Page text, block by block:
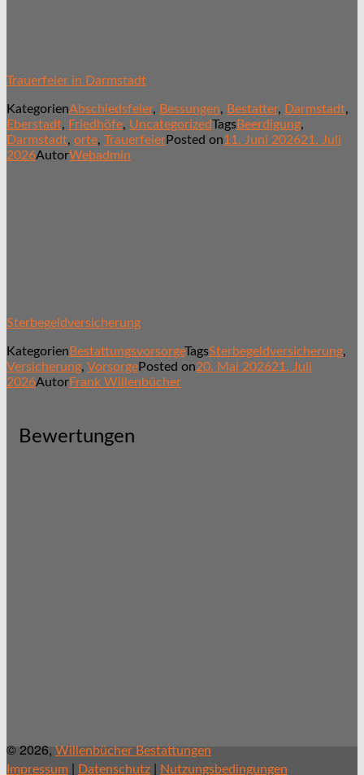
Trauerfeier in Darmstadt
KategorienAbschiedsfeier, Bessungen, Bestatter, Darmstadt,
Eberstadt, Friedhöfe, UncategorizedTagsBeerdigung,
Darmstadt, orte, TrauerfeierPosted on11. Juni 202621. Juli
2026AutorWebadmin
Sterbegeldversicherung
Kategorien BestattungsvorsorgeTagsSterbegeldversicherung,
Versicherung, VorsorgePosted on20. Mai 202621. Juli
2026AutorFrank Willenbücher
Bewertungen
© 2026, Willenbücher Bestattungen
Impressum | Datenschutz | Nutzungsbedingungen